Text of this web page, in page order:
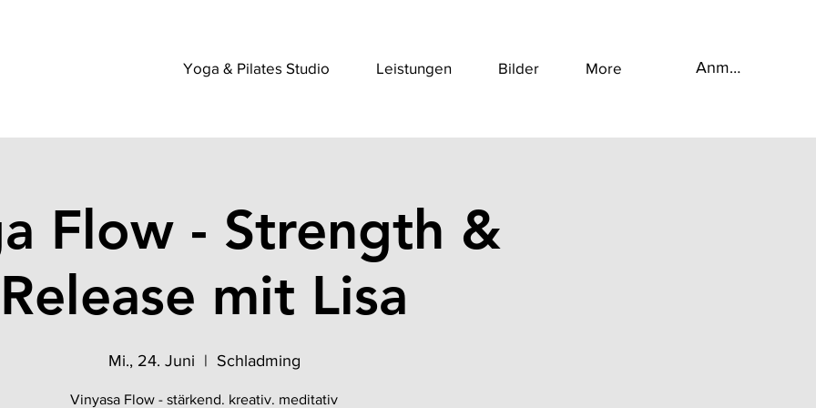
Yoga & Pilates Studio Leistungen Bilder More Anmelden
Flow - Strength &
Release mit Lisa
Mi., 24. Juni
  |
Schladming
Vinyasa Flow - stärkend. kreativ. meditativ